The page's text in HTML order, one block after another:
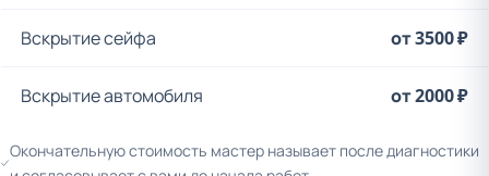
Вскрытие сейфа от 3500 ₽
Вскрытие автомобиля от 2000 ₽
Окончательную стоимость мастер называет после диагностики